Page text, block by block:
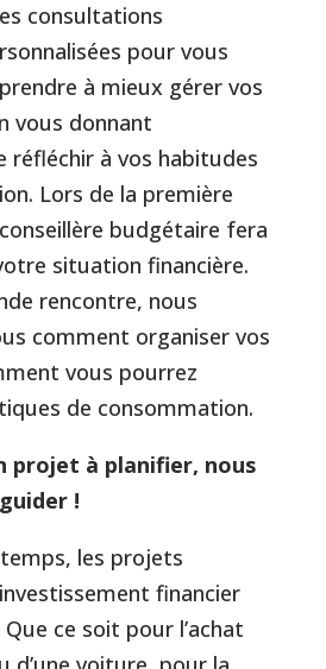
consultations
pour vous
à mieux gérer vos
vous donnant
réfléchir à vos habitudes
Lors de la première
budgétaire fera
situation financière.
rencontre, nous
comment organiser vos
vous pourrez
de consommation.
projet à planifier, nous
!
les projets
financier
ce soit pour l’achat